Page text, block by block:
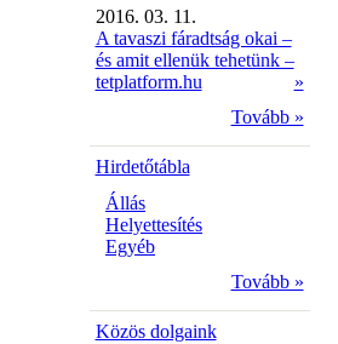
2016. 03. 11.
A tavaszi fáradtság okai –
és amit ellenük tehetünk –
tetplatform.hu
»
Tovább »
Hirdetőtábla
Állás
Helyettesítés
Egyéb
Tovább »
Közös dolgaink